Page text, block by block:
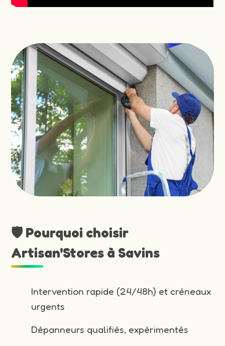
🛡️ Pourquoi choisir
Artisan'Stores à Savins
Intervention rapide (24/48h) et créneaux
urgents
Dépanneurs qualifiés, expérimentés